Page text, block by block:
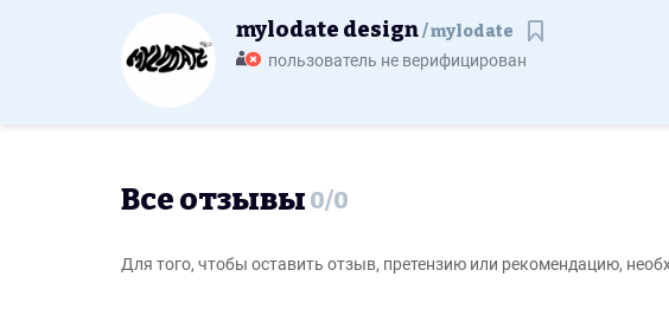
mylodate design mylodate
пользователь не верифицирован
Все отзывы 0/0
Для того, чтобы оставить отзыв, претензию или рекомендацию,